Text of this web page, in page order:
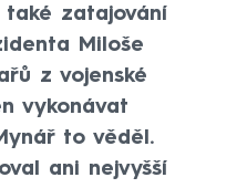
také zatajování
Miloše
z vojenské
vykonávat
to věděl.
ani nejvyšší